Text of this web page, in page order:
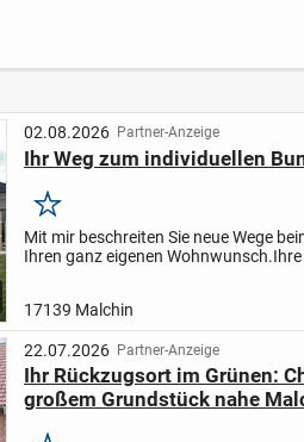
02.08.2026 Partner-Anzeige
Ihr Weg zum individuellen
Merken
Mit mir beschreiten Sie neue Wege
Ihren ganz eigenen Wohnwunsch.
17139 Malchin
22.07.2026 Partner-Anzeige
Ihr Rückzugsort im Grünen:
großem Grundstück nahe